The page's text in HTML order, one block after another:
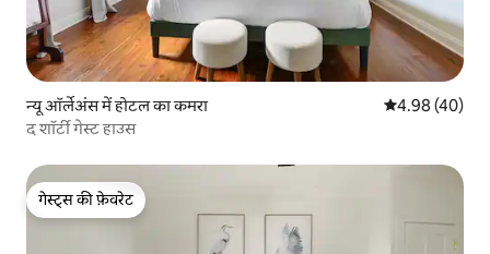
न्यू ऑर्लेअंस में होटल का कमरा औसत रेटिंग 5 में
4.98 (40)
द शॉर्टी गेस्ट हाउस
गेस्ट्स की फ़ेवरेट
गेस्ट्स की फ़ेवरेट